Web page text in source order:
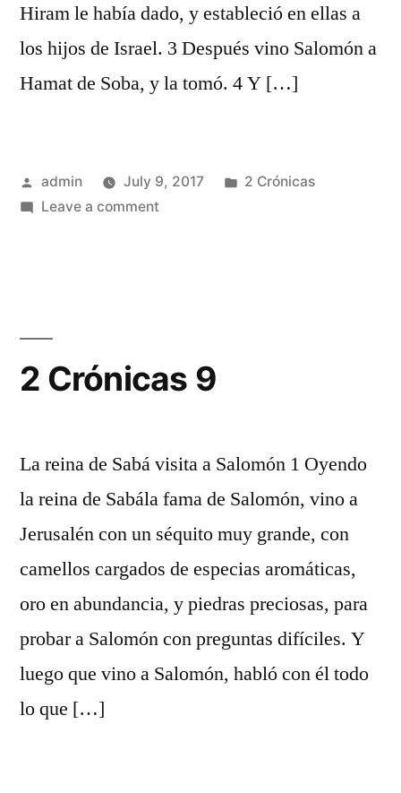
Hiram le había dado, y estableció en ellas a
los hijos de Israel. 3 Después vino Salomón a
Hamat de Soba, y la tomó. 4 Y […]
Posted
by
admin July 9, 2017
Posted
2 Crónicas
Leave a commenton
2 Crónicas 9
La reina de Sabá visita a Salomón 1 Oyendo
la reina de Sabála fama de Salomón, vino a
Jerusalén con un séquito muy grande, con
camellos cargados de especias aromáticas,
oro en abundancia, y piedras preciosas, para
probar a Salomón con preguntas difíciles. Y
luego que vino a Salomón, habló con él todo
lo que […]